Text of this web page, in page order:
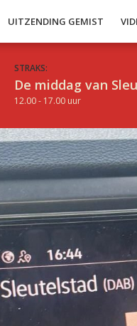
UITZENDING GEMIST
STRAKS:
De middag van
12.00 - 17.00 uur